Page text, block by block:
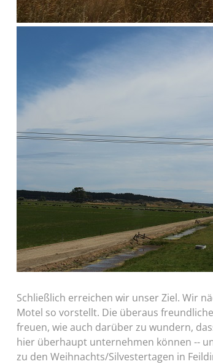
Schließlich erreichen wir unser Ziel. Wir
Motel so vorstellt. Die überaus
freuen, wie auch darüber zu wundern,
hier überhaupt unternehmen können --
zu den Weihnachts/Silvestertagen in